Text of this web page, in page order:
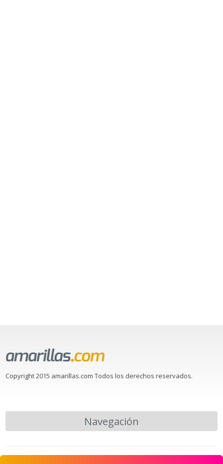
Copyright 2015 amarillas.com Todos los derechos reservados.
Navegación